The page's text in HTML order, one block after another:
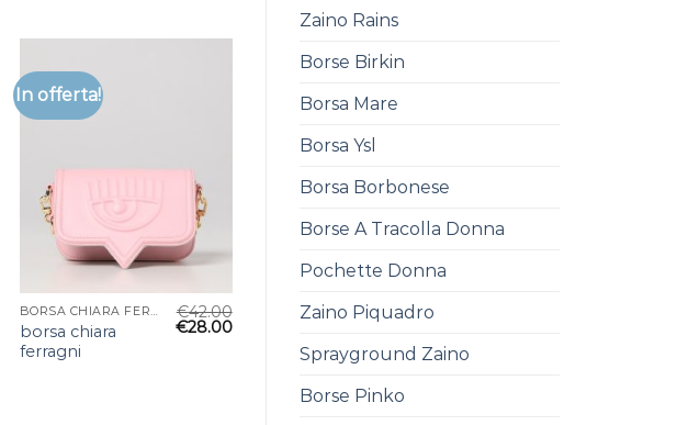
Zaino Rains
Borse Birkin
Borsa Mare
Borsa Ysl
Borsa Borbonese
Borse A Tracolla Donna
Pochette Donna
Zaino Piquadro
Sprayground Zaino
Borse Pinko
In offerta!
BORSA CHIARA FERRAGNI
borsa chiara
ferragni
€42.00
€28.00